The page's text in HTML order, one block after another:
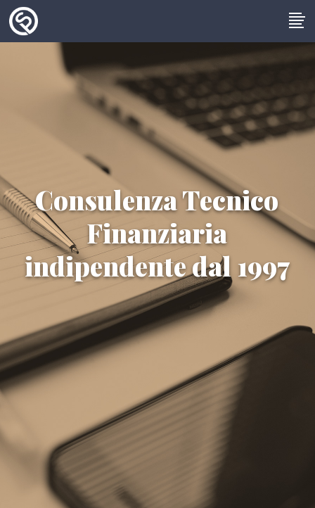
Consulenza Tecnico
Finanziaria
indipendente dal 1997